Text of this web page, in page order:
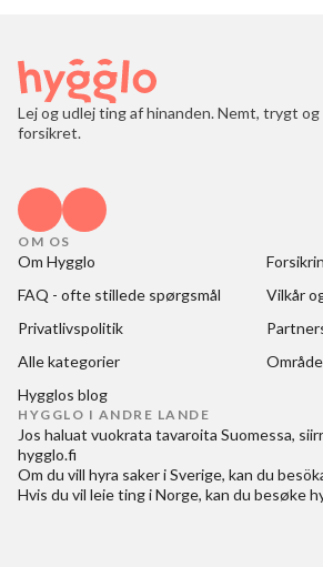
Lej og udlej ting af hinanden. Nemt, trygt og
forsikret.
OM OS
Om Hygglo
FAQ - ofte stillede spørgsmål
Vilkår
Privatlivspolitik
Alle kategorier
Hygglos blog
HYGGLO I ANDRE LANDE
Jos haluat vuokrata tavaroita Suomessa,
hygglo.fi
Om du vill hyra saker i Sverige, kan du
Hvis du vil leie ting i Norge, kan du besøke